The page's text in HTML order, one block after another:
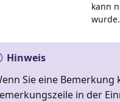
kann
wurde.
Hinweis
Sie eine
in der